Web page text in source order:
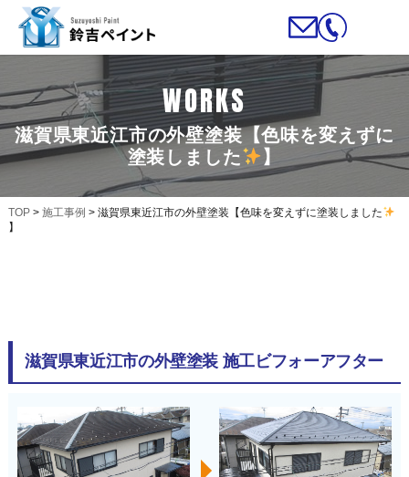
WORKS
滋賀県東近江市の外壁塗装【色味を変えずに
塗装しました
】
TOP> 施工事例 > 滋賀県東近江市の外壁塗装【色味を変えずに塗装しました
】
滋賀県東近江市の外壁塗装 施工ビフォーアフター